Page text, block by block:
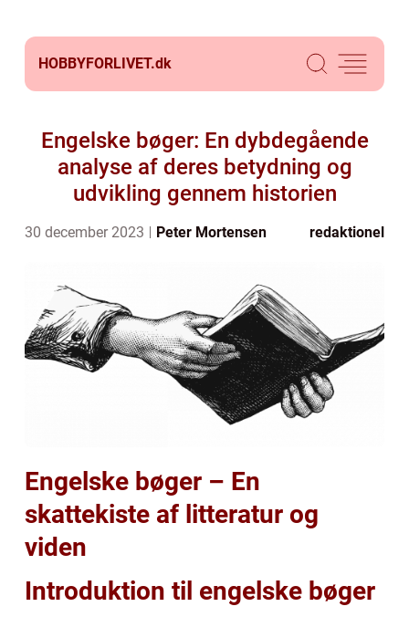
HOBBYFORLIVET.dk
Engelske bøger: En dybdegående
analyse af deres betydning og
udvikling gennem historien
30 december 2023 Peter Mortensen redaktionel
Engelske bøger – En
skattekiste af litteratur og
viden
Introduktion til engelske bøger